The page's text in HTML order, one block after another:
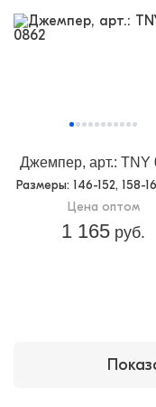
Джемпер, арт.: TNY
Размеры: 146-152, 158-
Цена оптом
1 165 руб.